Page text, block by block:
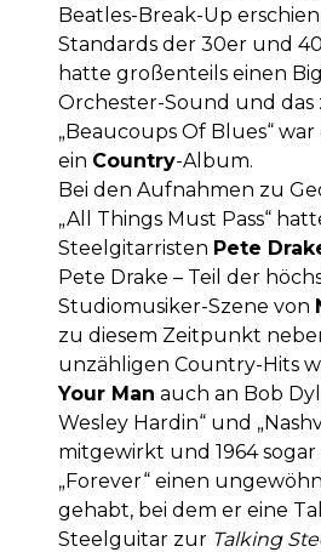
Beatles-Break-Up
Standards der 30er und
hatte großenteils einen
Orchester-Sound und das
„Beaucoups Of Blues“
ein Country-Album.
Bei den Aufnahmen zu
„All Things Must Pass“
Steelgitarristen Pete
Pete Drake – Teil der
Studiomusiker-Szene von
zu diesem Zeitpunkt
unzähligen Country-Hits
Your Man auch an Bob
Wesley Hardin“ und
mitgewirkt und 1964 sogar
„Forever“ einen
gehabt, bei dem er eine
Steelguitar zur Talking